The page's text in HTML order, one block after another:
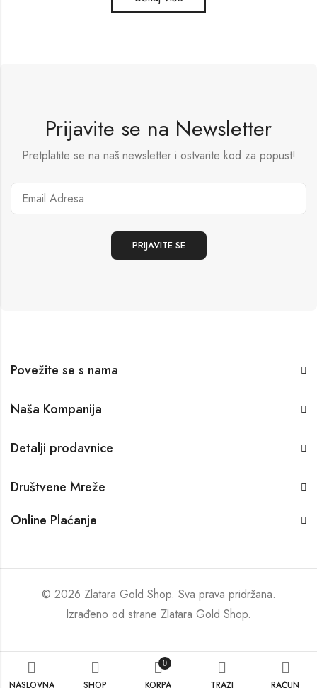
Prijavite se na Newsletter
Pretplatite se na naš newsletter i ostvarite kod za popust!
Povežite se s nama
Naša Kompanija
Detalji prodavnice
Društvene Mreže
Online Plaćanje
© 2026 Zlatara Gold Shop. Sva prava pridržana.
Izrađeno od strane Zlatara Gold Shop.
NASLOVNA SHOP
0
KORPA TRAŽI RAČUN